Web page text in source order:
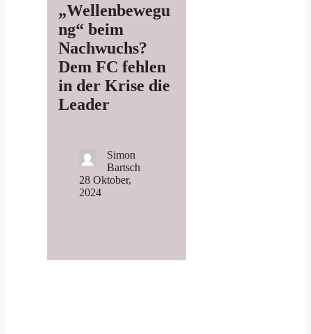
„Wellenbewegu
ng“ beim
Nachwuchs?
Dem FC fehlen
in der Krise die
Leader
Simon
Bartsch
28 Oktober,
2024